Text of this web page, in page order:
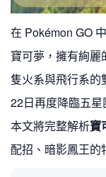
在 Pokémon GO
寶可夢，擁有絢
隻火系與飛行系的
22日再度降臨五星
本文將完整解析寶
配招、暗影鳳王的